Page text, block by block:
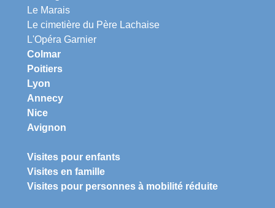
Le Marais
Le cimetière du Père Lachaise
L'Opéra Garnier
Colmar
Poitiers
Lyon
Annecy
Nice
Avignon
Visites pour enfants
Visites en famille
Visites pour personnes à mobilité réduite